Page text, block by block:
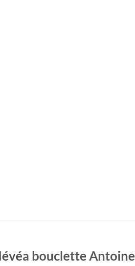
bouclette Antoine